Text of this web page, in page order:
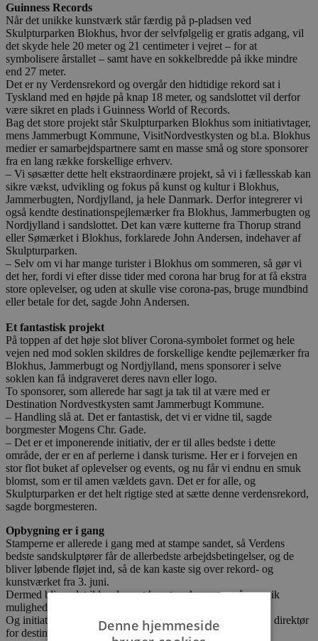
Guinness Records
Når det unikke kunstværk står færdig på p-pladsen ved
Skulpturparken Blokhus, hvor der selvfølgelig er gratis adgang, vil
det skyde hele 20 meter og 21 centimeter i vejret – for at
symbolisere årstallet – samt have en sokkelbredde på ikke mindre
end 27 meter.
Det er ny Verdensrekord og overgår den hidtidige rekord sat i
Tyskland med en højde på knap 18 meter, og sandslottet vil derfor
være sikret en plads i Guinness World of Records.
Bag det store projekt står Skulpturparken Blokhus som initiativtager,
mens Jammerbugt Kommune, VisitNordvestkysten og bl.a. Blokhus
medier er samarbejdspartnere samt en masse små og store sponsorer
fra en lang række forskellige erhverv.
– Vi søsætter dette helt ekstraordinære projekt, så vi i fællesskab kan
sikre vækst, udvikling og fokus på kunst og kultur i Blokhus,
Jammerbugten, Nordjylland, ja hele Danmark. Derfor integrerer vi
også kendte destinationspejlemærker fra Blokhus, Jammerbugten og
Nordjylland i sandslottet. Det kan være kutterne fra Thorup strand
eller Sømærket i Blokhus, forklarede John Andersen, indehaver af
Skulpturparken.
– Selv om vi har mange turister i Blokhus om sommeren, så gør vi
det her, fordi vi efter disse tider med corona har brug for at få ekstra
store oplevelser, og uden at skulle vise corona-pas, bruge mundbind
eller betale for det, sagde John Andersen.
Et fantastisk projekt
På toppen af det høje slot bliver Corona-symbolet formet og hele
vejen ned mod soklen skildres de forskellige kendte pejlemærker fra
Blokhus, Jammerbugt og Nordjylland, mens sponsorer i selve
soklen kan få indgraveret deres navn eller logo.
To sponsorer, som allerede har sagt ja tak til at være med er
Destination Nordvestkysten samt Jammerbugt Kommune.
– Handling slå at. Det er fantastisk, det vi er vidne til, sagde
borgmester Mogens Chr. Gade.
– Det er et imponerende initiativ, der er til alles bedste i dette
område, der er en af perlerne i dansk turisme. Her er i forvejen en
stor flot buket af oplevelser og events, og nu får vi endnu en smuk
blomst, som er til amen vældets gavn. Det er for alle, og
Skulpturparken er det helt rigtige sted at sætte denne verdensrekord,
sagde borgmesteren.
Opbygning er i gang
Stamperne er allerede i gang med at stampe sandet, så Verdens
bedste sandskulptører får de allerbedste arbejdsbetingelser, og de
bliver løbende fløjet ind, så de kan kaste sig over rekord- og
kunstværket fra 3. juni.
Dermed bliver det ikke alene et kunstværk, men også en unik
mulighed for at se kunsten udfolde sig.
Og initiativet blev også hilst velkommen af Peter Krusborg, direktør
for destination Nordvestkysten.Denne hjemmeside